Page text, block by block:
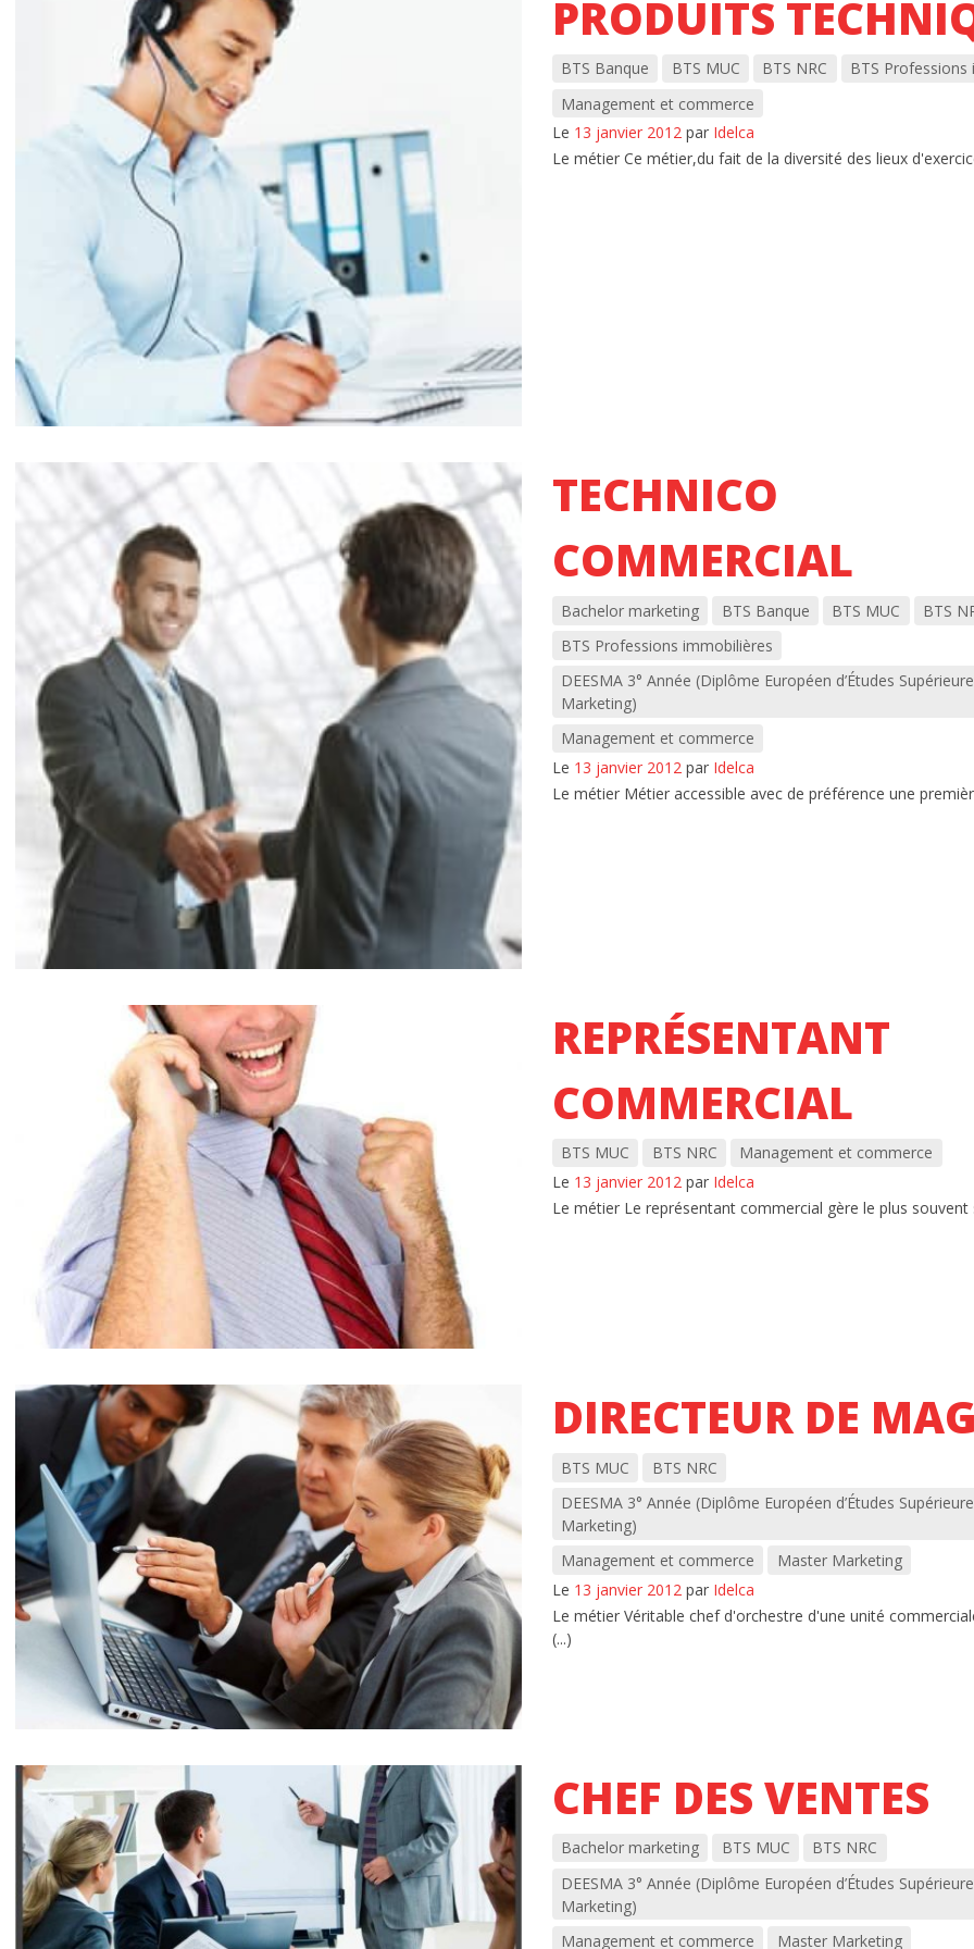
PRODUITS
BTS Banque BTS MUC BTS NRC
BTS Professions
Management et commerce
Le 13 janvier 2012par Idelca
Le métier Ce métier,du fait de la diversité des lieux
TECHNICO
COMMERCIAL
Bachelor marketing BTS Banque BTS MUC
BTS
BTS Professions immobilières
DEESMA 3° Année (Diplôme Européen d’Études
Marketing)
Management et commerce
Le 13 janvier 2012par Idelca
Le métier Métier accessible avec de préférence une
REPRÉSENTANT
COMMERCIAL
BTS MUC BTS NRC
Management et commerce
Le 13 janvier 2012par Idelca
Le métier Le représentant commercial gère le plus souvent
DIRECTEUR DE
BTS MUC
BTS NRC
DEESMA 3° Année (Diplôme Européen d’Études
Marketing)
Management et commerce
Master Marketing
Le 13 janvier 2012par Idelca
Le métier Véritable chef d'orchestre d'une unité
(...)
CHEF DES VENTES
Bachelor marketing BTS MUC
BTS NRC
DEESMA 3° Année (Diplôme Européen d’Études
Marketing)
Management et commerce
Master Marketing